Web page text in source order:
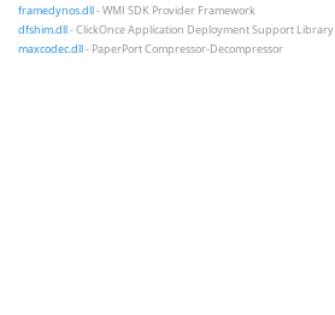
framedynos.dll- WMI SDK Provider Framework
dfshim.dll- ClickOnce Application Deployment Support Library
maxcodec.dll- PaperPort Compressor-Decompressor